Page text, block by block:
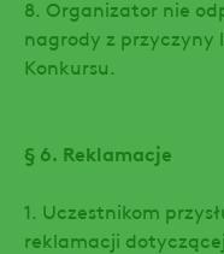
8. Organizator nie
nagrody z przyczyny
Konkursu.
§ 6. Reklamacje
1. Uczestnikom
reklamacji